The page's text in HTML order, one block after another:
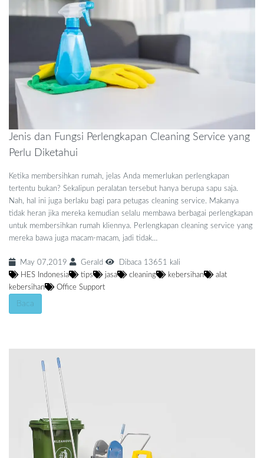
Jenis dan Fungsi Perlengkapan Cleaning Service yang
Perlu Diketahui
Ketika membersihkan rumah, jelas Anda memerlukan perlengkapan
tertentu bukan? Sekalipun peralatan tersebut hanya berupa sapu saja.
Nah, hal ini juga berlaku bagi para petugas cleaning service. Makanya
tidak heran jika mereka kemudian selalu membawa berbagai perlengkapan
untuk membersihkan rumah kliennya. Perlengkapan cleaning service yang
mereka bawa juga macam-macam, jadi tidak…
May 07,2019 Gerald
Dibaca 13651 kali
HES Indonesia
tips jasa cleaning kebersihan
alat
kebersihan
Office Support
Baca